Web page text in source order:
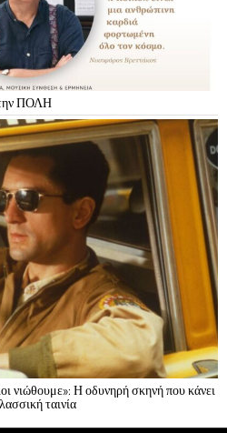
ΠΟΛΗ
νιώθουμε»: Η οδυνηρή σκηνή που κάνει
ταινία